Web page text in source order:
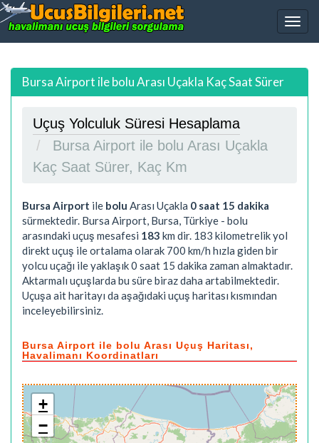
Bursa Airport ile bolu Arası Uçakla Kaç Saat Sürer
Uçuş Yolculuk Süresi Hesaplama
Bursa Airport ile bolu Arası Uçakla
Kaç Saat Sürer, Kaç Km
Bursa Airport ile bolu Arası Uçakla 0 saat 15 dakika
sürmektedir. Bursa Airport, Bursa, Türkiye - bolu
arasındaki uçuş mesafesi 183 km dir. 183 kilometrelik yol
direkt uçuş ile ortalama olarak 700 km/h hızla giden bir
yolcu uçağı ile yaklaşık0 saat 15 dakika zaman almaktadır.
Aktarmalı uçuşlarda bu süre biraz daha artabilmektedir.
Uçuşa ait haritayı da aşağıdaki uçuş haritası kısmından
inceleyebilirsiniz.
Bursa Airport ile bolu Arası Uçuş Haritası,
Havalimanı Koordinatları
+
−